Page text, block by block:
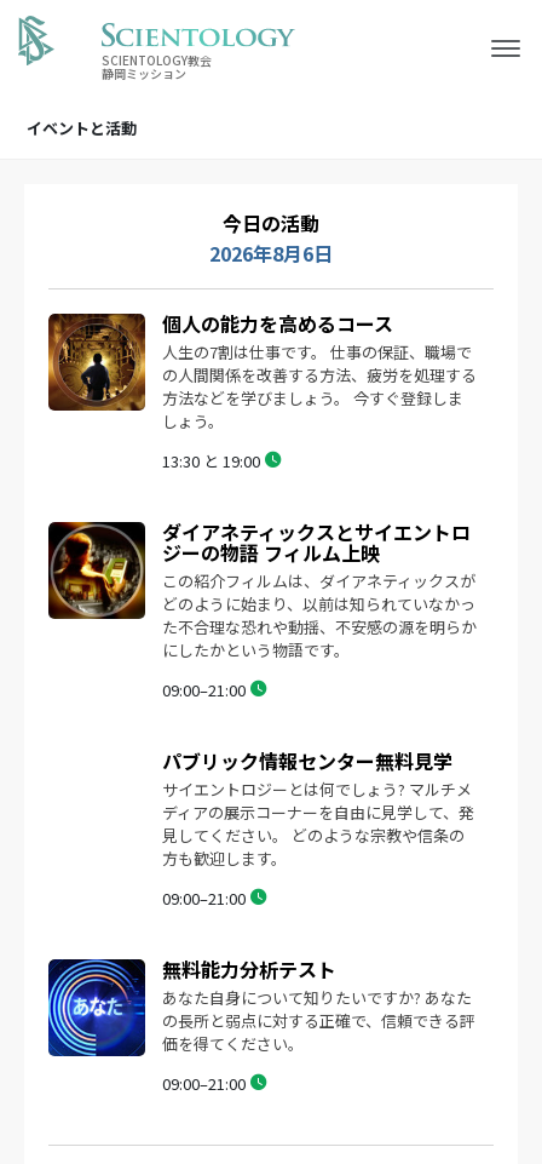
SCIENTOLOGY教会
静岡ミッション
イベントと活動
今日の活動
2026年8月6日
個人の能力を高めるコース
人生の7割は仕事です。 仕事の保証、職場で
の人間関係を改善する方法、疲労を処理する
方法などを学びましょう。 今すぐ登録しま
しょう。
13:30 と 19:00
ダイアネティックスとサイエントロ
ジーの物語 フィルム上映
この紹介フィルムは、ダイアネティックスが
どのように始まり、以前は知られていなかっ
た不合理な恐れや動揺、不安感の源を明らか
にしたかという物語です。
09:00–21:00
パブリック情報センター無料見学
サイエントロジーとは何でしょう? マルチメ
ディアの展示コーナーを自由に見学して、発
見してください。 どのような宗教や信条の
方も歓迎します。
09:00–21:00
無料能力分析テスト
あなた自身について知りたいですか? あなた
の長所と弱点に対する正確で、信頼できる評
価を得てください。
09:00–21:00